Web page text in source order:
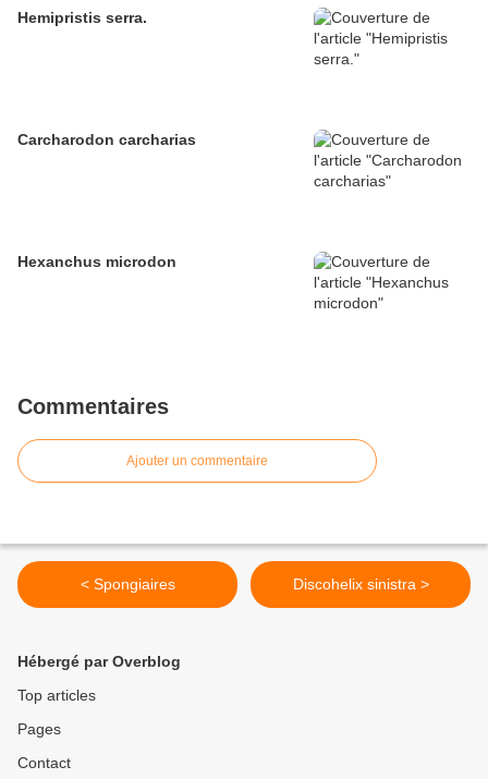
Hemipristis serra.
Carcharodon carcharias
Hexanchus microdon
Commentaires
Ajouter un commentaire
< Spongiaires Discohelix sinistra >
Hébergé par Overblog
Top articles
Pages
Contact